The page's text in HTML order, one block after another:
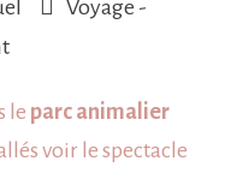
Voyage -
on
du
donjon
le parc animalier
voir le spectacle